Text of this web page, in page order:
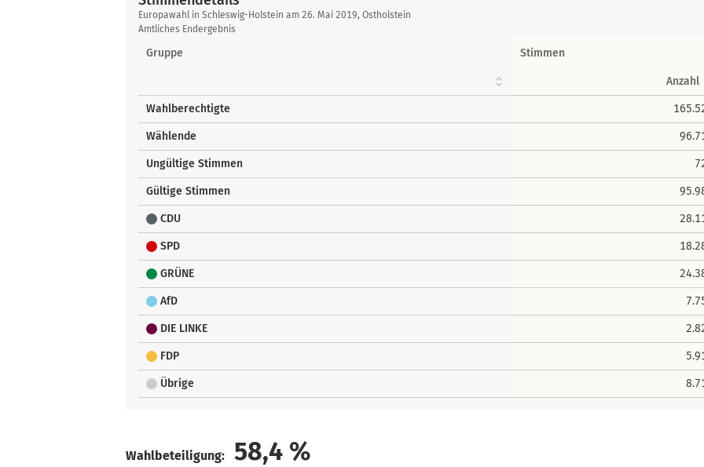
Stimmendetails
Europawahl in Schleswig-Holstein am 26. Mai 2019, Ostholstein
Amtliches Endergebnis
Gruppe Stimmen
Anzahl
Wahlberechtigte
Wählende
Ungültige Stimmen
Gültige Stimmen
CDU
SPD
GRÜNE
AfD
DIE LINKE
FDP
Übrige
Wahlbeteiligung: 58,4 %